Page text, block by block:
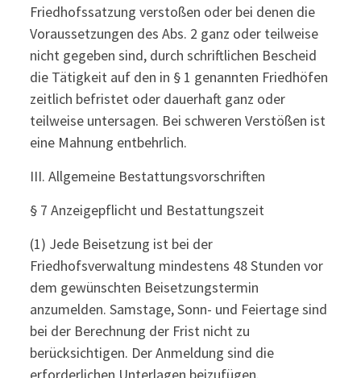
Friedhofssatzung verstoßen oder bei denen die
Voraussetzungen des Abs. 2 ganz oder teilweise
nicht gegeben sind, durch schriftlichen Bescheid
die Tätigkeit auf den in § 1 genannten Friedhöfen
zeitlich befristet oder dauerhaft ganz oder
teilweise untersagen. Bei schweren Verstößen ist
eine Mahnung entbehrlich.
III. Allgemeine Bestattungsvorschriften
§ 7 Anzeigepflicht und Bestattungszeit
(1) Jede Beisetzung ist bei der
Friedhofsverwaltung mindestens 48 Stunden vor
dem gewünschten Beisetzungstermin
anzumelden. Samstage, Sonn- und Feiertage sind
bei der Berechnung der Frist nicht zu
berücksichtigen. Der Anmeldung sind die